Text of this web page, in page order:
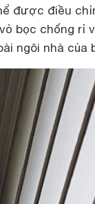
được điều
bọc chống rỉ
ngôi nhà của